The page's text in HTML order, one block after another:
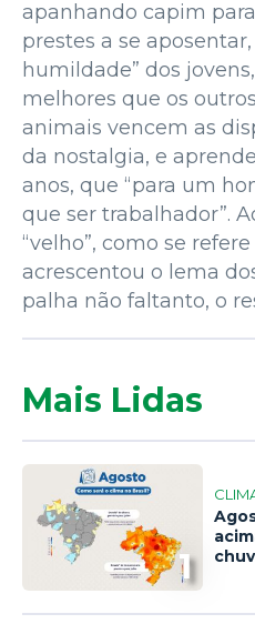
apanhando capim
prestes a se
humildade” dos
melhores que os
animais vencem as
da nostalgia, e
anos, que “para um
que ser trabalhador”.
“velho”, como se
acrescentou o lema
palha não faltanto, o
Mais Lidas
1